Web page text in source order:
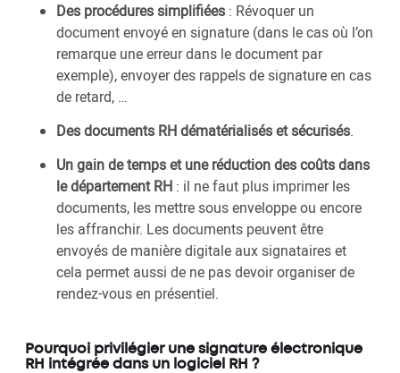
Des procédures simplifiées : Révoquer un
document envoyé en signature (dans le cas où l’on
remarque une erreur dans le document par
exemple), envoyer des rappels de signature en cas
de retard, …
Des documents RH dématérialisés et sécurisés.
Un gain de temps et une réduction des coûts dans
le département RH : il ne faut plus imprimer les
documents, les mettre sous enveloppe ou encore
les affranchir. Les documents peuvent être
envoyés de manière digitale aux signataires et
cela permet aussi de ne pas devoir organiser de
rendez-vous en présentiel.
Pourquoi privilégier une signature électronique
RH intégrée dans un logiciel RH ?